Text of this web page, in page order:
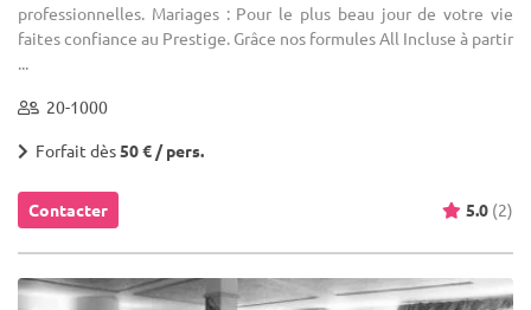
professionnelles. Mariages : Pour le plus beau jour de votre vie
faites confiance au Prestige. Grâce nos formules All Incluse à partir
20-1000
Forfait dès 50 € / pers.
Contacter 5.0 (2)